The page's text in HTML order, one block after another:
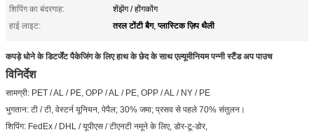
शिपिंग का बंदरगाह:
शेंझेंग / होंगकोंग
हाई लाइट:
तरल टोंटी बैग,प्लास्टिक ज़िप थैली
कपड़े धोने के डिटर्जेंट पैकेजिंग के लिए हाथ के छेद के साथ एल्यूमीनियम पन्नी स्टैंड अप पाउच
विनिर्देश
सामग्री: PET / AL / PE, OPP / AL / PE, OPP / AL / NY / PE
भुगतान: टी / टी, वेस्टर्न यूनियन, पेपैल; 30% जमा; प्रसव से पहले 70% संतुलन।
शिपिंग: FedEx / DHL / यूपीएस / टीएनटी नमूने के लिए, डोर-टू-डोर,